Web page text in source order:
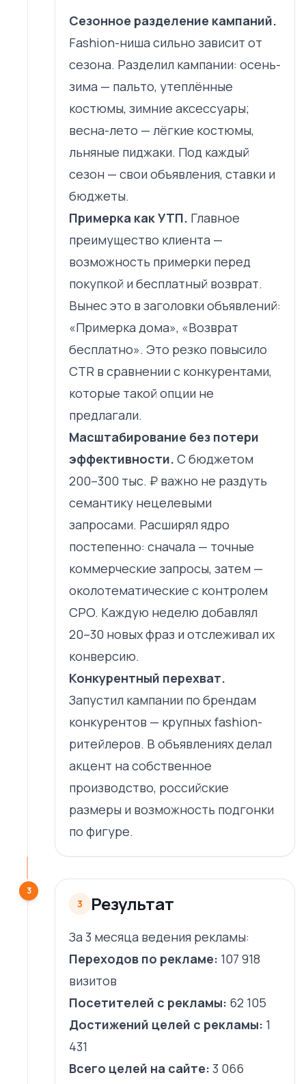
Сезонное разделение кампаний.
Fashion-ниша сильно зависит от
сезона. Разделил кампании: осень-
зима — пальто, утеплённые
костюмы, зимние аксессуары;
весна-лето — лёгкие костюмы,
льняные пиджаки. Под каждый
сезон — свои объявления, ставки и
бюджеты.
Примерка как УТП. Главное
преимущество клиента —
возможность примерки перед
покупкой и бесплатный возврат.
Вынес это в заголовки объявлений:
«Примерка дома», «Возврат
бесплатно». Это резко повысило
CTR в сравнении с конкурентами,
которые такой опции не
предлагали.
Масштабирование без потери
эффективности. С бюджетом
200–300 тыс. ₽ важно не раздуть
семантику нецелевыми
запросами. Расширял ядро
постепенно: сначала — точные
коммерческие запросы, затем —
околотематические с контролем
CPO. Каждую неделю добавлял
20–30 новых фраз и отслеживал их
конверсию.
Конкурентный перехват.
Запустил кампании по брендам
конкурентов — крупных fashion-
ритейлеров. В объявлениях делал
акцент на собственное
производство, российские
размеры и возможность подгонки
по фигуре.
3
3 Результат
За 3 месяца ведения рекламы:
Переходов по рекламе: 107 918
визитов
Посетителей с рекламы: 62 105
Достижений целей с рекламы: 1
431
Всего целей на сайте: 3 066